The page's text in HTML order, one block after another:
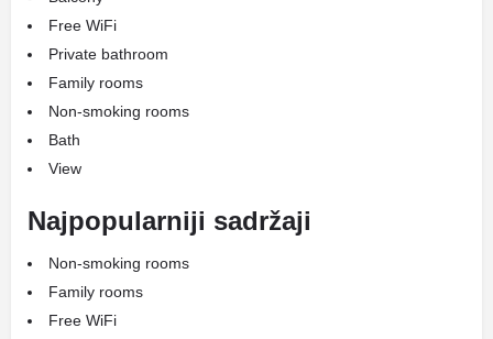
Free WiFi
Private bathroom
Family rooms
Non-smoking rooms
Bath
View
Najpopularniji sadržaji
Non-smoking rooms
Family rooms
Free WiFi